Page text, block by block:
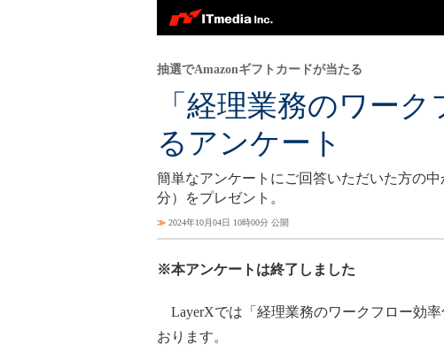
「経理業務のワー
るアンケート
抽選でAmazonギフトカードが当たる
簡単なアンケートにご回答いただいた方の
分）をプレゼント。
≫ 2024年10月04日 10時00分 公開
※本アンケートは終了しました
LayerXでは「経理業務のワークフロー効
おります。